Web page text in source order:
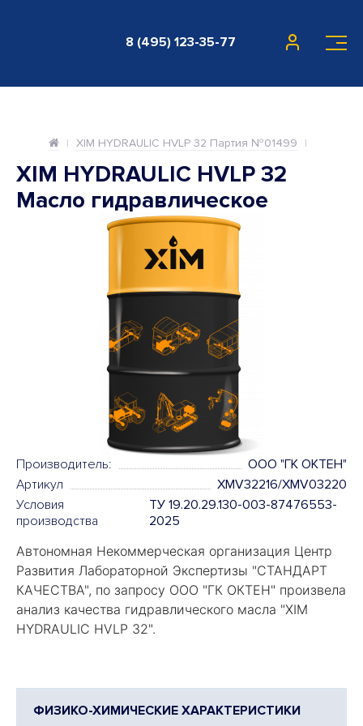
8 (495) 123-35-77
XIM HYDRAULIC HVLP 32 Партия №01499
XIM HYDRAULIC HVLP 32
Масло гидравлическое
Производитель:
ООО "ГК ОКТЕН"
Артикул
XMV32216/XMV03220
Условия
производства
ТУ 19.20.29.130-003-87476553-
2025
Автономная Некоммерческая организация Центр
Развития Лабораторной Экспертизы "СТАНДАРТ
КАЧЕСТВА", по запросу ООО "ГК ОКТЕН" произвела
анализ качества гидравлического масла "XIM
HYDRAULIC HVLP 32".
ФИЗИКО-ХИМИЧЕСКИЕ ХАРАКТЕРИСТИКИ